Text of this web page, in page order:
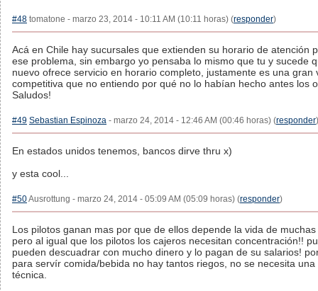
#48 tomatone - marzo 23, 2014 - 10:11 AM (10:11 horas) (responder)
Acá en Chile hay sucursales que extienden su horario de atención
ese problema, sin embargo yo pensaba lo mismo que tu y sucede
nuevo ofrece servicio en horario completo, justamente es una gran
competitiva que no entiendo por qué no lo habían hecho antes los
Saludos!
#49 Sebastian Espinoza - marzo 24, 2014 - 12:46 AM (00:46 horas) (responder)
En estados unidos tenemos, bancos dirve thru x)
y esta cool...
#50Ausrottung - marzo 24, 2014 - 05:09 AM (05:09 horas) (responder)
Los pilotos ganan mas por que de ellos depende la vida de
pero al igual que los pilotos los cajeros necesitan concentración!!
pueden descuadrar con mucho dinero y lo pagan de su salarios!
para servír comida/bebida no hay tantos riegos, no se necesita
técnica.